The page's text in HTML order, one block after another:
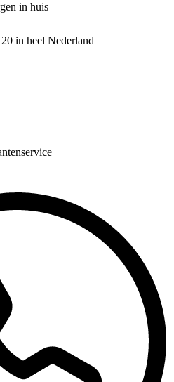
in huis
in heel Nederland